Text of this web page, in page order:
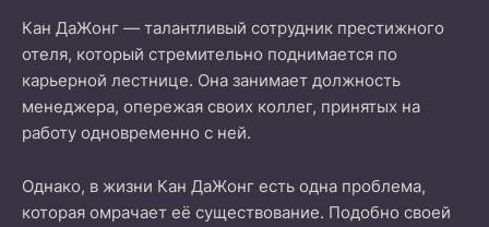
Кан ДаЖонг — талантливый сотрудник престижного
отеля, который стремительно поднимается по
карьерной лестнице. Она занимает должность
менеджера, опережая своих коллег, принятых на
работу одновременно с ней.
Однако, в жизни Кан ДаЖонг есть одна проблема,
которая омрачает её существование. Подобно своей